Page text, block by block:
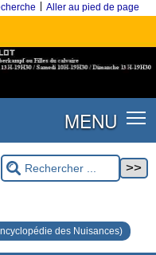
Aller au pied de page
MENU
des Nuisances)